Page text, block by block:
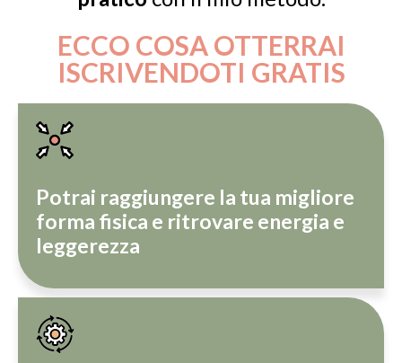
ECCO COSA OTTERRAI
ISCRIVENDOTI GRATIS
Potrai raggiungere la tua migliore
forma fisica e ritrovare energia e
leggerezza